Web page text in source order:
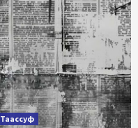
Таассуф